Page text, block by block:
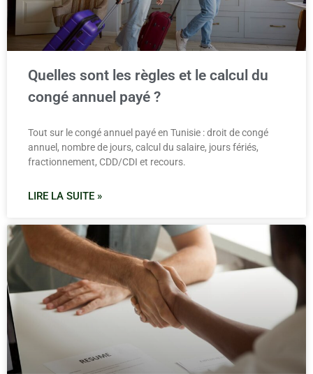
Quelles sont les règles et le calcul du
congé annuel payé ?
Tout sur le congé annuel payé en Tunisie : droit de congé
annuel, nombre de jours, calcul du salaire, jours fériés,
fractionnement, CDD/CDI et recours.
LIRE LA SUITE »